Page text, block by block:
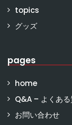
topics
グッズ
pages
home
Q&A – よくある
お問い合わせ